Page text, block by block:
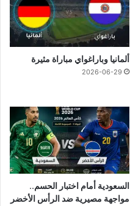
ألمانيا وباراغواي مباراة مثيرة
2026-06-29
السعودية أمام اختبار الحسم..
مواجهة مصيرية ضد الرأس الأخضر